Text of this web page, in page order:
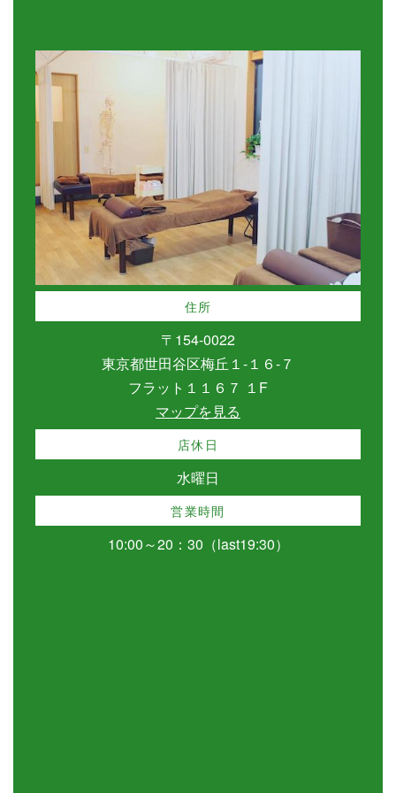
住所
〒154-0022
東京都世田谷区梅丘１-１６-７
フラット１１６７ １F
マップを見る
店休日
水曜日
営業時間
10:00～20：30（last19:30）